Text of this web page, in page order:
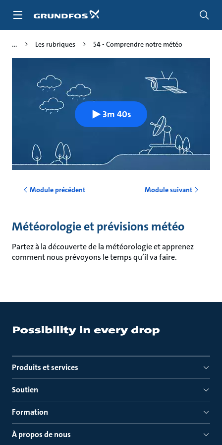
Les rubriques 54 - Comprendre notre météo
3m 40s
Module précédent Module suivant
Météorologie et prévisions météo
Partez à la découverte de la météorologie et apprenez
comment nous prévoyons le temps qu’il va faire.
Produits et services
Soutien
Formation
À propos de nous